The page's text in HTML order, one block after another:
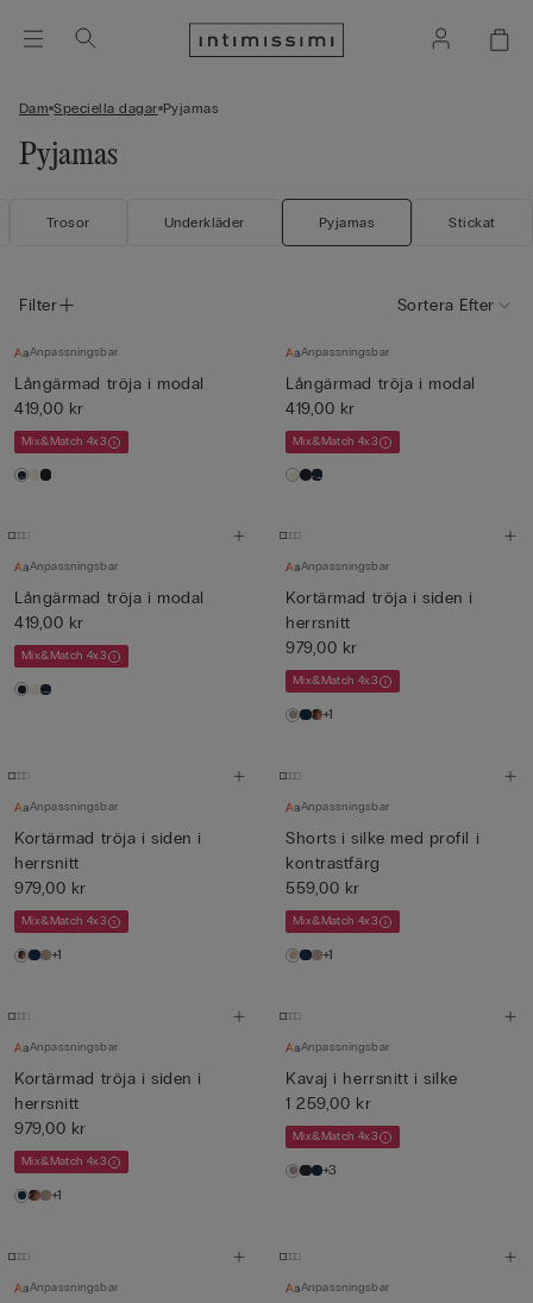
Dam Speciella dagar Pyjamas
Pyjamas
Trosor Underkläder Pyjamas Stickat
Filter Sortera Efter
Anpassningsbar
Långärmad tröja i modal
419,00 kr
Mix&Match 4x3
Anpassningsbar
Långärmad tröja i modal
419,00 kr
Mix&Match 4x3
Anpassningsbar
Långärmad tröja i modal
419,00 kr
Mix&Match 4x3
Anpassningsbar
Kortärmad tröja i siden i
herrsnitt
979,00 kr
Mix&Match 4x3
+1
Anpassningsbar
Kortärmad tröja i siden i
herrsnitt
979,00 kr
Mix&Match 4x3
+1
Anpassningsbar
Shorts i silke med profil i
kontrastfärg
559,00 kr
Mix&Match 4x3
+1
Anpassningsbar
Kortärmad tröja i siden i
herrsnitt
979,00 kr
Mix&Match 4x3
+1
Anpassningsbar
Kavaj i herrsnitt i silke
1 259,00 kr
Mix&Match 4x3
+3
Anpassningsbar Anpassningsbar